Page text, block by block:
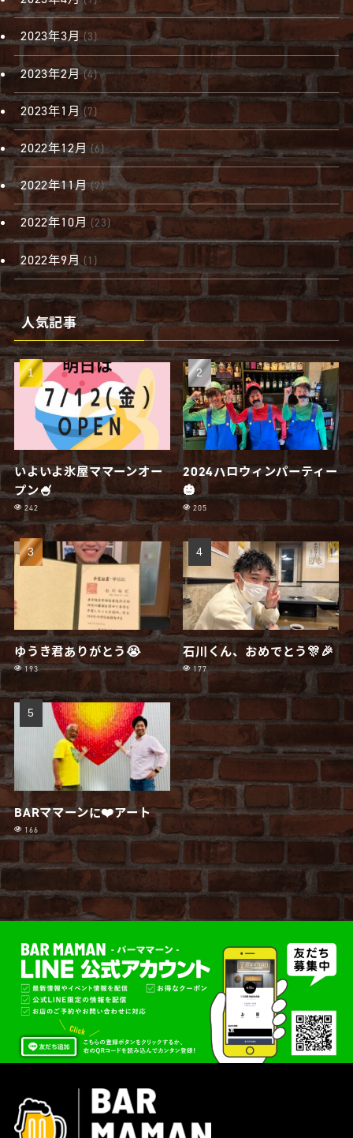
2023年3月(3)
2023年2月(4)
2023年1月(7)
2022年12月(6)
2022年11月(7)
2022年10月 (23)
2022年9月(1)
人気記事
いよいよ氷屋ママーンオー
プン🍧
242
2024ハロウィンパーティー
🎃
205
ゆうき君ありがとう😭
193
石川くん、おめでとう🎊🎉
177
BARママーンに❤️アート
166